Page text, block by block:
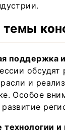
поддержка
обсудят
и
Особое
технологии